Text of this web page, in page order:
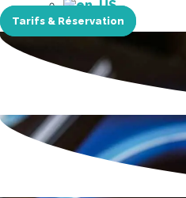
Tarifs & Réservation